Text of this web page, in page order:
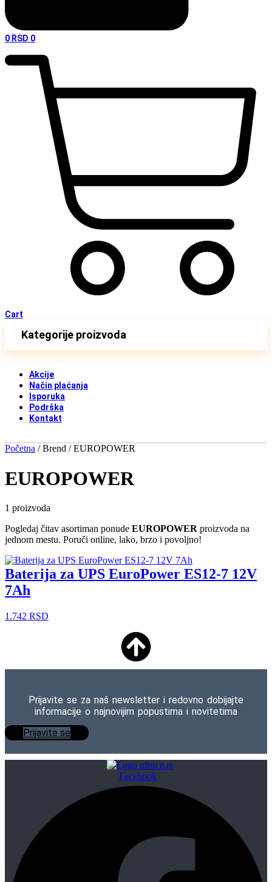
0 RSD 0
Cart
Kategorije proizvoda
Akcije
Način plaćanja
Isporuka
Podrška
Kontakt
Početna / Brend / EUROPOWER
EUROPOWER
1 proizvoda
Pogledaj čitav asortiman ponude EUROPOWER proizvoda na
jednom mestu. Poruči online, lako, brzo i povoljno!
Baterija za UPS EuroPower ES12-7 12V
7Ah
1.742 RSD
Prijavite se za naš newsletter i redovno dobijajte
informacije o najnovijim popustima i novitetima
Prijavite se
Facebook